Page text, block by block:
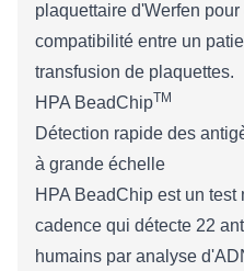
plaquettaire d'Werfen
compatibilité entre un
transfusion de plaquettes.
HPA BeadChipTM
Détection rapide des
à grande échelle
HPA BeadChip est un
cadence qui détecte 22
humains par analyse